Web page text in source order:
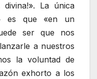
La única
es que «en un
ser que nos
a nuestros
la voluntad de
exhorto a los